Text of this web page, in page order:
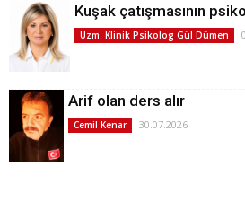
Kuşak çatışmasının
Uzm. Klinik Psikolog Gül Dümen
Arif olan ders alır
Cemil Kenar 30.07.2026